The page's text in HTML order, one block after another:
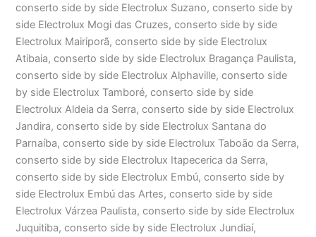
conserto side by side Electrolux Suzano, conserto side by
side Electrolux Mogi das Cruzes, conserto side by side
Electrolux Mairiporã, conserto side by side Electrolux
Atibaia, conserto side by side Electrolux Bragança Paulista,
conserto side by side Electrolux Alphaville, conserto side
by side Electrolux Tamboré, conserto side by side
Electrolux Aldeia da Serra, conserto side by side Electrolux
Jandira, conserto side by side Electrolux Santana do
Parnaíba, conserto side by side Electrolux Taboão da Serra,
conserto side by side Electrolux Itapecerica da Serra,
conserto side by side Electrolux Embú, conserto side by
side Electrolux Embú das Artes, conserto side by side
Electrolux Várzea Paulista, conserto side by side Electrolux
Juquitiba, conserto side by side Electrolux Jundiaí,